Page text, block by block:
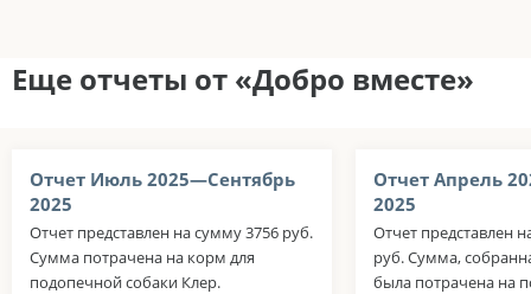
Еще отчеты от «Добро вместе»
Отчет Июль 2025—Сентябрь
2025
Отчет представлен на сумму 3756 руб.
Сумма потрачена на корм для
подопечной собаки Клер.
Отчет Апрель
2025
Отчет представлен
руб. Сумма,
была потрачена на